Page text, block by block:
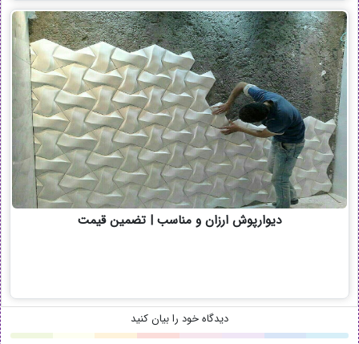
دیوارپوش ارزان و مناسب | تضمین قیمت
دیدگاه خود را بیان کنید